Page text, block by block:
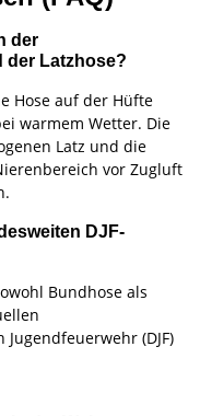
der
der Latzhose?
Hose auf der Hüfte
warmem Wetter. Die
Latz und die
vor Zugluft
DJF-
Bundhose als
(DJF)